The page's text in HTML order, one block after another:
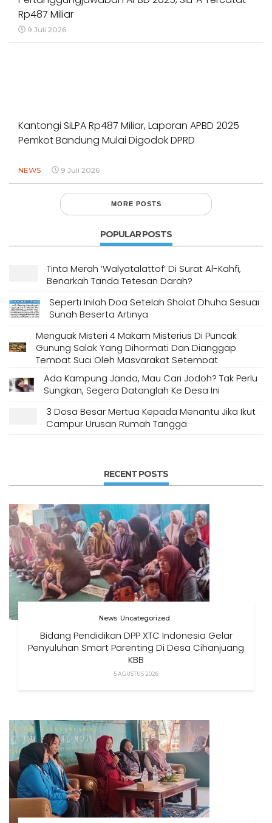
Rp487 Miliar
9 Juli 2026
Kantongi SiLPA Rp487 Miliar, Laporan APBD 2025
Pemkot Bandung Mulai Digodok DPRD
NEWS 9 Juli 2026
MORE POSTS
POPULAR POSTS
Tinta Merah ‘Walyatalattof’ Di Surat Al-Kahfi,
Benarkah Tanda Tetesan Darah?
Seperti Inilah Doa Setelah Sholat Dhuha Sesuai
Sunah Beserta Artinya
Menguak Misteri 4 Makam Misterius Di Puncak
Gunung Salak Yang Dihormati Dan Dianggap
Tempat Suci Oleh Masyarakat Setempat
Ada Kampung Janda, Mau Cari Jodoh? Tak Perlu
Sungkan, Segera Datanglah Ke Desa Ini
3 Dosa Besar Mertua Kepada Menantu Jika Ikut
Campur Urusan Rumah Tangga
RECENT POSTS
News Uncategorized
Bidang Pendidikan DPP XTC Indonesia Gelar
Penyuluhan Smart Parenting Di Desa Cihanjuang
KBB
5 AGUSTUS 2026